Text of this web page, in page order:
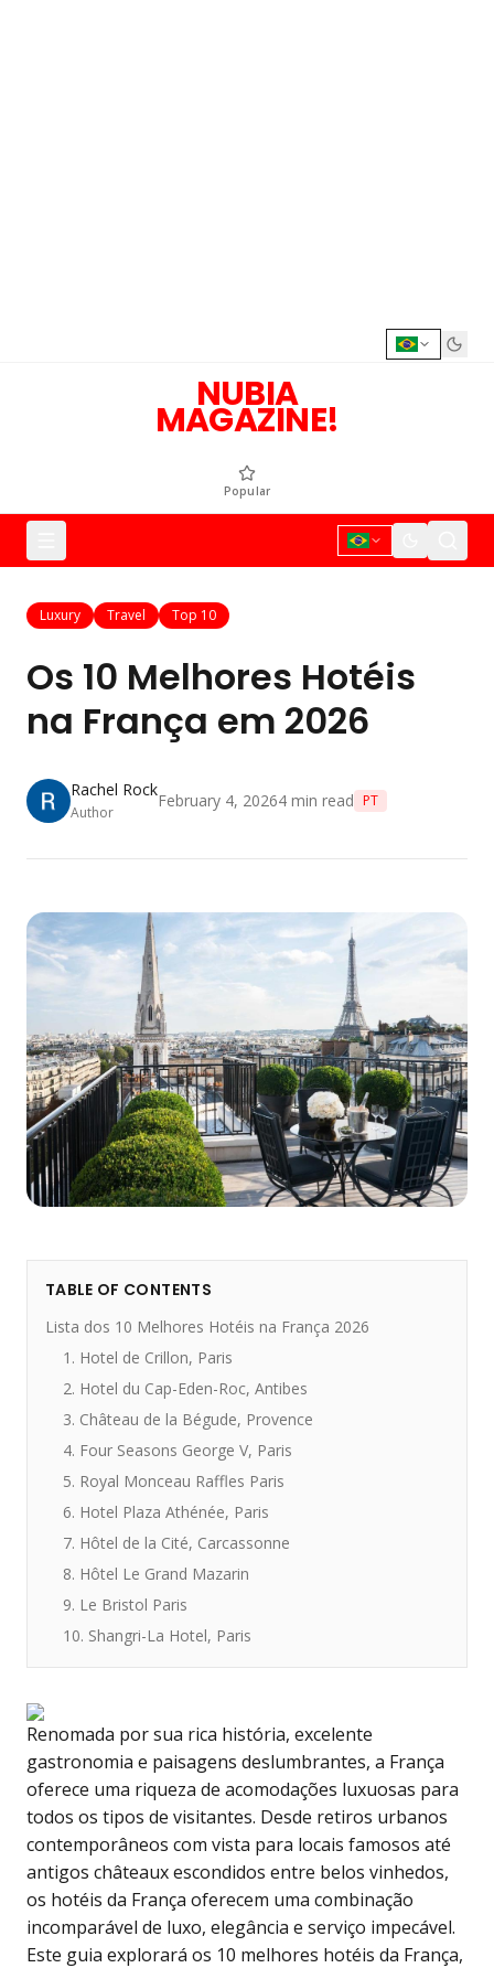
NUBIA
MAGAZINE!
Popular
Luxury Travel Top 10
Os 10 Melhores Hotéis
na França em 2026
Rachel Rock
Author
February 4, 20264 min read PT
TABLE OF CONTENTS
Lista dos 10 Melhores Hotéis na França 2026
1. Hotel de Crillon, Paris
2. Hotel du Cap-Eden-Roc, Antibes
3. Château de la Bégude, Provence
4. Four Seasons George V, Paris
5. Royal Monceau Raffles Paris
6. Hotel Plaza Athénée, Paris
7. Hôtel de la Cité, Carcassonne
8. Hôtel Le Grand Mazarin
9. Le Bristol Paris
10. Shangri-La Hotel, Paris
Renomada por sua rica história, excelente
gastronomia e paisagens deslumbrantes, a França
oferece uma riqueza de acomodações luxuosas para
todos os tipos de visitantes. Desde retiros urbanos
contemporâneos com vista para locais famosos até
antigos châteaux escondidos entre belos vinhedos,
os hotéis da França oferecem uma combinação
incomparável de luxo, elegância e serviço impecável.
Este guia explorará os 10 melhores hotéis da França,